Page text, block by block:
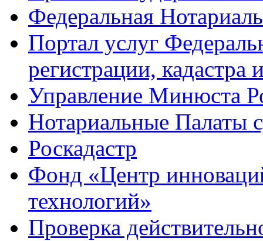
Федеральная
Портал услуг
регистрации, кадастра
Управление Минюста
Нотариальные Палаты
Роскадастр
Фонд «Центр
технологий»
Проверка